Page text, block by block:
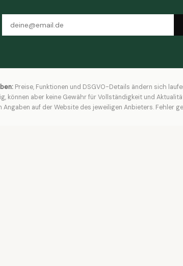
Preise, Funktionen und DSGVO-Details ändern sich
können aber keine Gewähr für Vollständigkeit und
Angaben auf der Website des jeweiligen Anbieters. Fehler